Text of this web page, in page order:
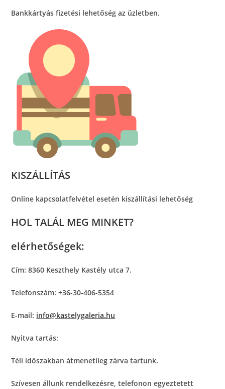
Bankkártyás fizetési lehetőség az üzletben.
KISZÁLLÍTÁS
Online kapcsolatfelvétel esetén kiszállítási lehetőség
HOL TALÁL MEG MINKET?
elérhetőségek:
Cím: 8360 Keszthely Kastély utca 7.
Telefonszám: +36-30-406-5354
E-mail: info@kastelygaleria.hu
Nyitva tartás:
Téli időszakban átmenetileg zárva tartunk.
Szívesen állunk rendelkezésre, telefonon egyeztetett